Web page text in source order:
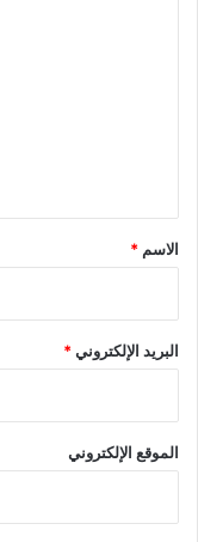
*
الاسم *
البريد الإلكتروني*
الموقع الإلكتروني